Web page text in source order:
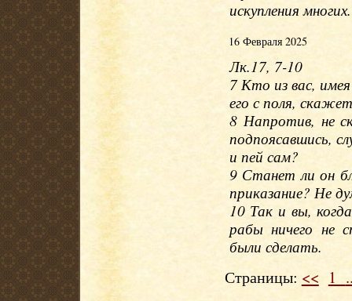
искупления многих.
16 Февраля 2025
Лк.17, 7-10
7 Кто из вас,
его с поля,
8 Напротив, не
подпоясавшись,
и пей сам?
9 Станет ли он
приказание? Не
10 Так и вы,
рабы ничего не
были сделать.
Страницы: << 1